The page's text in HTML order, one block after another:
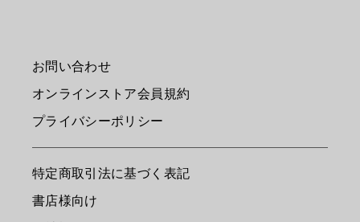
お問い合わせ
オンラインストア会員規約
プライバシーポリシー
特定商取引法に基づく表記
書店様向け